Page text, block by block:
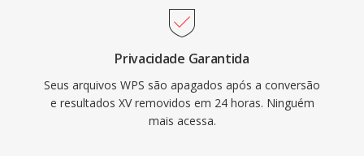
Privacidade Garantida
Seus arquivos WPS são apagados após a conversão
e resultados XV removidos em 24 horas. Ninguém
mais acessa.